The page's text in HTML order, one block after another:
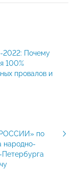
2022: Почему
100%
провалов и
РОССИИ» по
народно-